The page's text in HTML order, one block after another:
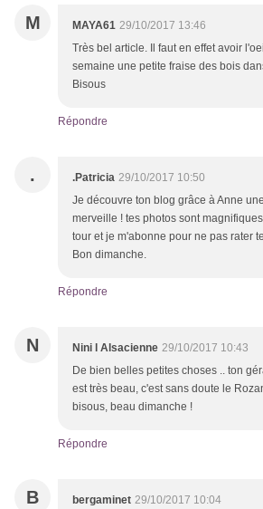
M MAYA61 29/10/2017 13:46
Très bel article. Il faut en effet avoir
semaine une petite fraise des bois
Bisous
Répondre
. .Patricia 29/10/2017 10:50
Je découvre ton blog grâce à Anne
merveille ! tes photos sont
tour et je m'abonne pour ne pas rater
Bon dimanche.
Répondre
N Nini l Alsacienne 29/10/2017 10:43
De bien belles petites choses .. ton
est très beau, c'est sans doute le
bisous, beau dimanche !
Répondre
B bergaminet 29/10/2017 10:04